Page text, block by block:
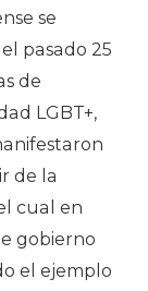
se
pasado 25
de
LGBT+,
de la
cual en
gobierno
el ejemplo